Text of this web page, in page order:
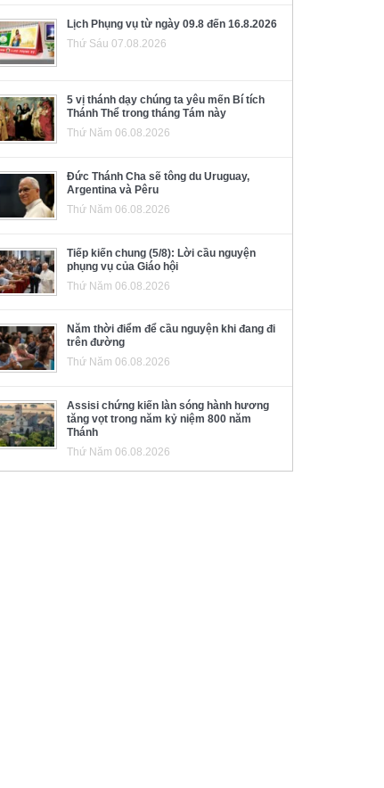
Lịch Phụng vụ từ ngày 09.8 đến 16.8.2026
Thứ Sáu 07.08.2026
5 vị thánh dạy chúng ta yêu mến Bí tích
Thánh Thể trong tháng Tám này
Thứ Năm 06.08.2026
Đức Thánh Cha sẽ tông du Uruguay,
Argentina và Pêru
Thứ Năm 06.08.2026
Tiếp kiến chung (5/8): Lời cầu nguyện
phụng vụ của Giáo hội
Thứ Năm 06.08.2026
Năm thời điểm để cầu nguyện khi đang đi
trên đường
Thứ Năm 06.08.2026
Assisi chứng kiến làn sóng hành hương
tăng vọt trong năm kỷ niệm 800 năm
Thánh
Thứ Năm 06.08.2026